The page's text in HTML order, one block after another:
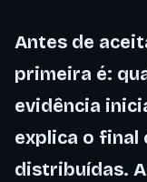
Antes de
primeira é:
evidência
explica o final
distribuídas.